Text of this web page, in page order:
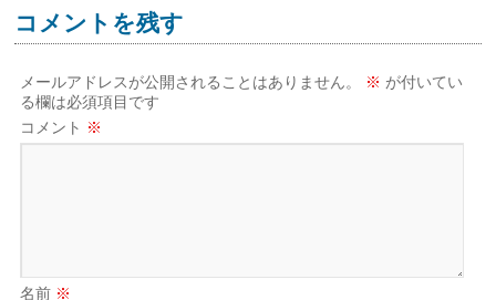
コメントを残す
メールアドレスが公開されることはありません。 ※ が付いてい
る欄は必須項目です
コメント ※
名前 ※